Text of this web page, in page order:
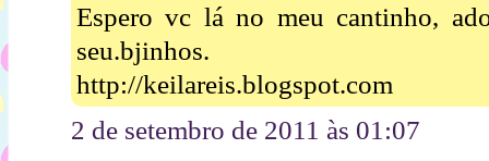
Espero vc lá no meu cantinho,
seu.bjinhos.
http://keilareis.blogspot.com
2 de setembro de 2011 às 01:07